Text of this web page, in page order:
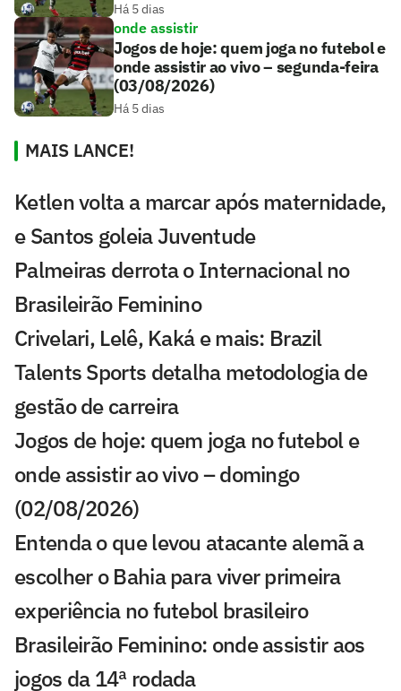
Há 5 dias
onde assistir
Jogos de hoje: quem joga no futebol e
onde assistir ao vivo – segunda-feira
(03/08/2026)
Há 5 dias
MAIS LANCE!
Ketlen volta a marcar após maternidade,
e Santos goleia Juventude
Palmeiras derrota o Internacional no
Brasileirão Feminino
Crivelari, Lelê, Kaká e mais: Brazil
Talents Sports detalha metodologia de
gestão de carreira
Jogos de hoje: quem joga no futebol e
onde assistir ao vivo – domingo
(02/08/2026)
Entenda o que levou atacante alemã a
escolher o Bahia para viver primeira
experiência no futebol brasileiro
Brasileirão Feminino: onde assistir aos
jogos da 14ª rodada